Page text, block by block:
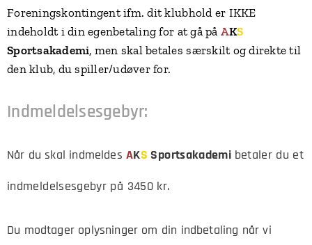
Foreningskontingent ifm. dit klubhold er IKKE
indeholdt i din egenbetaling for at gå på AKS
Sportsakademi, men skal betales særskilt og direkte til
den klub, du spiller/udøver for.
Indmeldelsesgebyr:
Når du skal indmeldes AKS Sportsakademi betaler du et
indmeldelsesgebyr på 3450 kr.
Du modtager oplysninger om din indbetaling når vi